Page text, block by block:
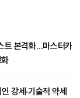
트 본격화…마스터카
강세·기술적 약세